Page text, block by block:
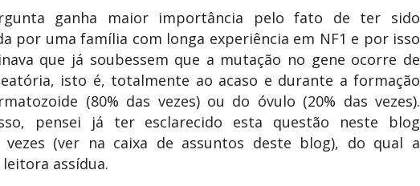
ganha maior importância pelo fato de ter sido
por uma família com longa experiência em NF1 e por isso
que já soubessem que a mutação no gene ocorre de
isto é, totalmente ao acaso e durante a formação
(80% das vezes) ou do óvulo (20% das vezes).
pensei já ter esclarecido esta questão neste blog
vezes (ver na caixa de assuntos deste blog), do qual a
assídua.